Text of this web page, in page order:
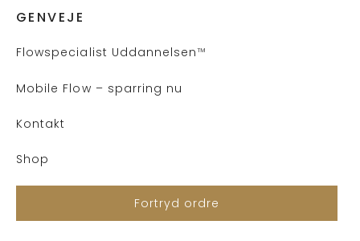
GENVEJE
Flowspecialist Uddannelsen™
Mobile Flow – sparring nu
Kontakt
Shop
Fortryd ordre